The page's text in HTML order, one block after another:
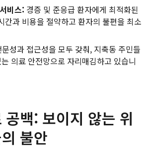
비스: 경증 및 준응급 환자에게 최적화된
간과 비용을 절약하고 환자의 불편을 최소
문성과 접근성을 모두 갖춰, 지축동 주민들
의료 안전망으로 자리매김하고 있습니
백: 보이지 않는 위
불안